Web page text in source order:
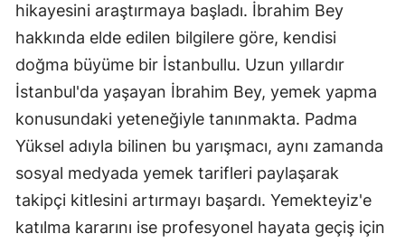
hikayesini araştırmaya başladı. İbrahim Bey
hakkında elde edilen bilgilere göre, kendisi
doğma büyüme bir İstanbullu. Uzun yıllardır
İstanbul'da yaşayan İbrahim Bey, yemek yapma
konusundaki yeteneğiyle tanınmakta. Padma
Yüksel adıyla bilinen bu yarışmacı, aynı zamanda
sosyal medyada yemek tarifleri paylaşarak
takipçi kitlesini artırmayı başardı. Yemekteyiz'e
katılma kararını ise profesyonel hayata geçiş için